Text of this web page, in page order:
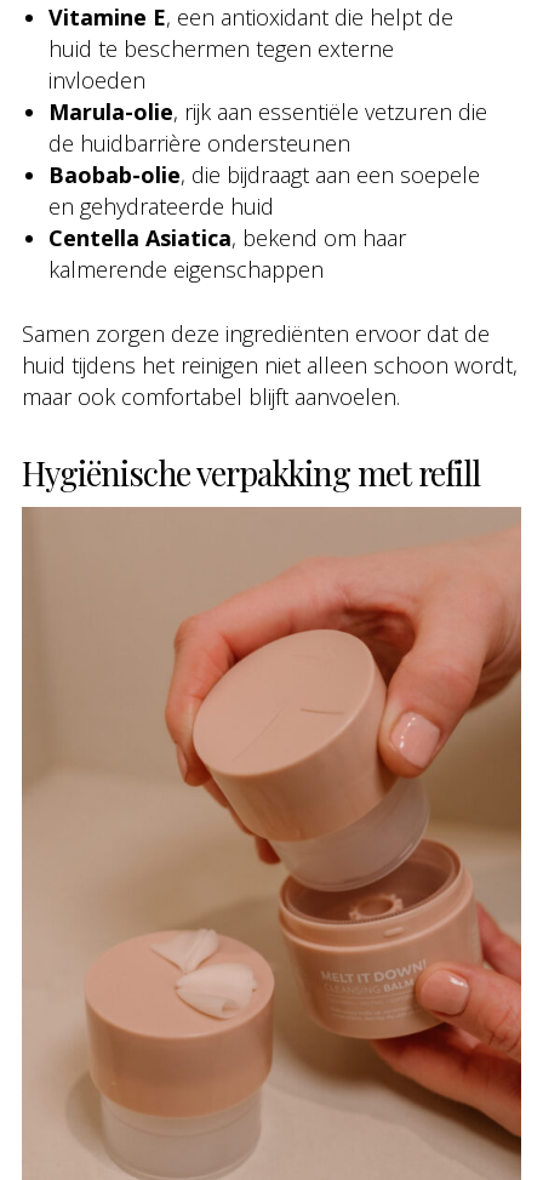
Vitamine E, een antioxidant die helpt de
huid te beschermen tegen externe
invloeden
Marula-olie, rijk aan essentiële vetzuren die
de huidbarrière ondersteunen
Baobab-olie, die bijdraagt aan een soepele
en gehydrateerde huid
Centella Asiatica, bekend om haar
kalmerende eigenschappen
Samen zorgen deze ingrediënten ervoor dat de
huid tijdens het reinigen niet alleen schoon wordt,
maar ook comfortabel blijft aanvoelen.
Hygiënische verpakking met refill